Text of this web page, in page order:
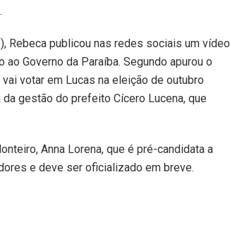
Rebeca publicou nas redes sociais um vídeo
Governo da Paraíba. Segundo apurou o
votar em Lucas na eleição de outubro
gestão do prefeito Cícero Lucena, que
Anna Lorena, que é pré-candidata a
e deve ser oficializado em breve.